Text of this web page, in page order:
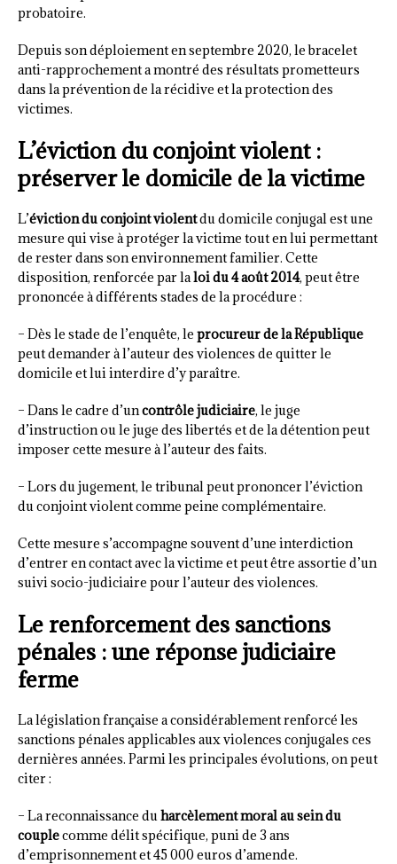
probatoire.
Depuis son déploiement en septembre 2020, le bracelet
anti-rapprochement a montré des résultats prometteurs
dans la prévention de la récidive et la protection des
victimes.
L’éviction du conjoint violent :
préserver le domicile de la victime
L’éviction du conjoint violentdu domicile conjugal est une
mesure qui vise à protéger la victime tout en lui permettant
de rester dans son environnement familier. Cette
disposition, renforcée par laloi du 4 août 2014, peut être
prononcée à différents stades de la procédure :
– Dès le stade de l’enquête, le procureur de la République
peut demander à l’auteur des violences de quitter le
domicile et lui interdire d’y paraître.
– Dans le cadre d’uncontrôle judiciaire, le juge
d’instruction ou le juge des libertés et de la détention peut
imposer cette mesure à l’auteur des faits.
– Lors du jugement, le tribunal peut prononcer l’éviction
du conjoint violent comme peine complémentaire.
Cette mesure s’accompagne souvent d’une interdiction
d’entrer en contact avec la victime et peut être assortie d’un
suivi socio-judiciaire pour l’auteur des violences.
Le renforcement des sanctions
pénales : une réponse judiciaire
ferme
La législation française a considérablement renforcé les
sanctions pénales applicables aux violences conjugales ces
dernières années. Parmi les principales évolutions, on peut
citer :
– La reconnaissance duharcèlement moral au sein du
couplecomme délit spécifique, puni de 3 ans
d’emprisonnement et 45 000 euros d’amende.